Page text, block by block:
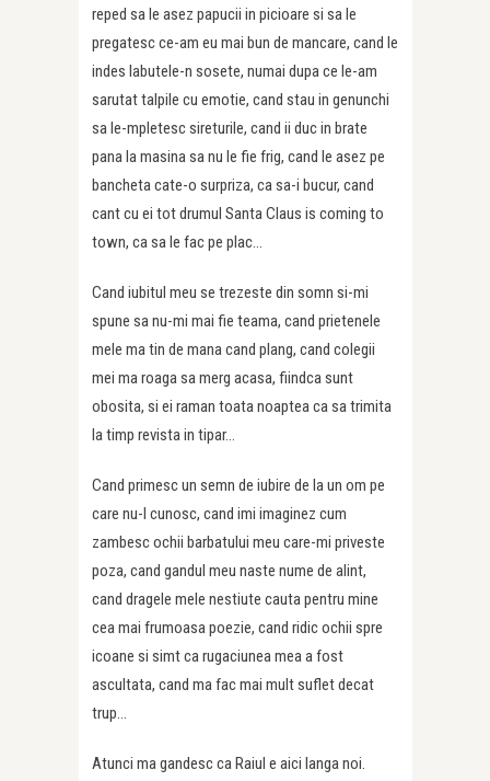
reped sa le asez papucii in picioare si sa le
pregatesc ce-am eu mai bun de mancare, cand le
indes labutele-n sosete, numai dupa ce le-am
sarutat talpile cu emotie, cand stau in genunchi
sa le-mpletesc sireturile, cand ii duc in brate
pana la masina sa nu le fie frig, cand le asez pe
bancheta cate-o surpriza, ca sa-i bucur, cand
cant cu ei tot drumul Santa Claus is coming to
town, ca sa le fac pe plac…
Cand iubitul meu se trezeste din somn si-mi
spune sa nu-mi mai fie teama, cand prietenele
mele ma tin de mana cand plang, cand colegii
mei ma roaga sa merg acasa, fiindca sunt
obosita, si ei raman toata noaptea ca sa trimita
la timp revista in tipar…
Cand primesc un semn de iubire de la un om pe
care nu-l cunosc, cand imi imaginez cum
zambesc ochii barbatului meu care-mi priveste
poza, cand gandul meu naste nume de alint,
cand dragele mele nestiute cauta pentru mine
cea mai frumoasa poezie, cand ridic ochii spre
icoane si simt ca rugaciunea mea a fost
ascultata, cand ma fac mai mult suflet decat
trup…
Atunci ma gandesc ca Raiul e aici langa noi.